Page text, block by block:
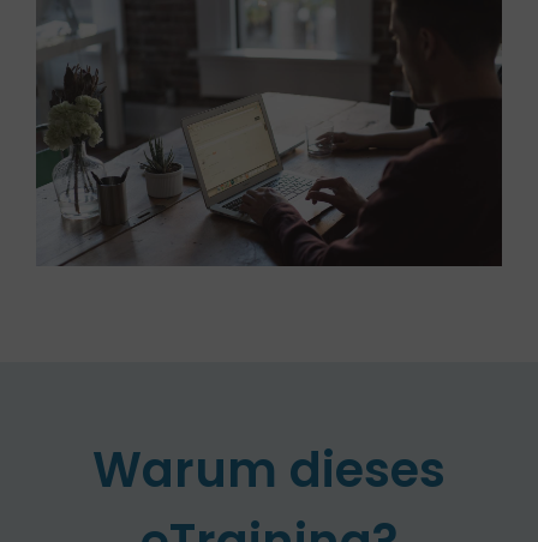
Warum dieses